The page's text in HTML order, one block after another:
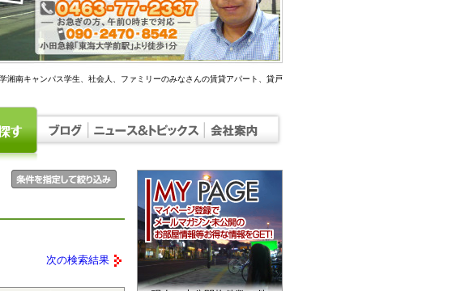
南キャンパス学生、社会人、ファミリーのみなさんの賃貸アパート、貸戸
次の検索結果